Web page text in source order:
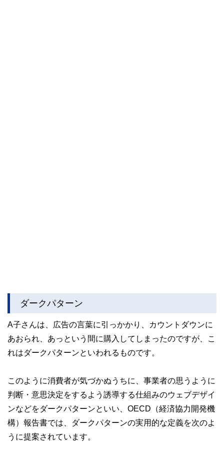
ダークパターン
A子さんは、広告の言葉に引っかかり、カウントダウンに
あおられ、あっという間に購入してしまったのですが、こ
れはダークパターンといわれるものです。
このように消費者が気づかぬうちに、事業者の思うように
判断・意思決定をするよう誘導する仕組みのウェブデザイ
ンなどをダークパターンといい、OECD（経済協力開発機
構）報告書では、ダークパターンの実用的な定義を次のよ
うに提案されています。